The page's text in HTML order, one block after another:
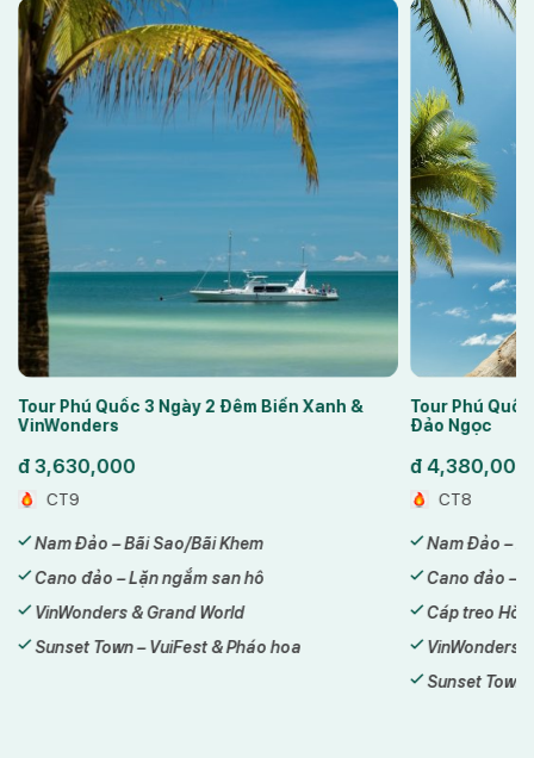
Tour Phú Quốc 3 Ngày 2 Đêm Trải Nghiệm
Đảo Ngọc
đ4,380,000
CT8
Nam Đảo – Bãi Sao/Bãi Khem
Cano đảo – Lặn ngắm san hô
Cáp treo Hòn Thơm – Aquatopia
VinWonders & Grand World
Tour Phú
CT7